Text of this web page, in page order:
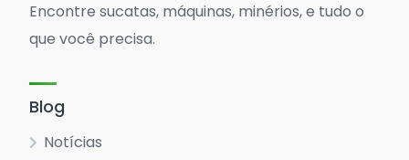
Encontre sucatas, máquinas, minérios, e tudo o
que você precisa.
Blog
Notícias